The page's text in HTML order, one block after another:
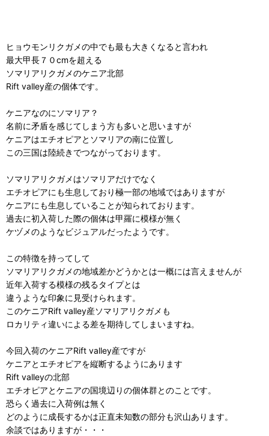
ヒョウモンリクガメの中でも最も大きくなると言われ
最大甲長７０cmを超える
ソマリアリクガメのケニア北部
Rift valley産の個体です。
ケニアなのにソマリア？
名前に矛盾を感じてしまう方も多いと思いますが
ケニアはエチオピアとソマリアの南に位置し
この三国は陸続きでつながっております。
ソマリアリクガメはソマリアだけでなく
エチオピアにも生息しており極一部の地域ではありますが
ケニアにも生息していることが知られております。
過去に初入荷した際の個体は甲羅に模様が無く
ケヅメのようなビジュアルだったようです。
この特徴を持ってして
ソマリアリクガメの地域差かどうかとは一概には言えませんが
近年入荷する模様の残るタイプとは
違うような印象に見受けられます。
このケニアRift valley産ソマリアリクガメも
ロカリティ違いによる差を期待してしまいますね。
今回入荷のケニアRift valley産ですが
ケニアとエチオピアを縦断するようにあります
Rift valleyの北部
エチオピアとケニアの国境辺りの個体群とのことです。
恐らく過去に入荷例は無く
どのように成長するかは正直未知数の部分も沢山あります。
余談ではありますが・・・